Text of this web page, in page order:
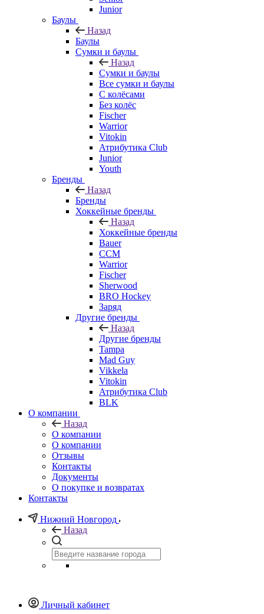
Junior
Баулы
Назад
Баулы
Сумки и баулы
Назад
Сумки и баулы
Все сумки и баулы
С колёсами
Без колёс
Fischer
Warrior
Vitokin
Атрибутика Club
Junior
Youth
Бренды
Назад
Бренды
Хоккейные бренды
Назад
Хоккейные бренды
Bauer
CCM
Warrior
Fischer
Sherwood
BRO Hockey
Заряд
Другие бренды
Назад
Другие бренды
Tampa
Mad Guy
Vikkela
Vitokin
Атрибутика Club
BLK
О компании
Назад
О компании
О компании
Отзывы
Контакты
Документы
О покупке и возвратах
Контакты
Нижний Новгород
Назад
Личный кабинет